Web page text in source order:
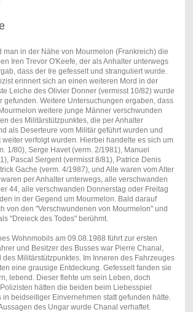
man in der Nähe von Mourmelon (Frankreich) die
Iren Trevor O'Keefe, der als Anhalter unterwegs
dass der Ire gefesselt und stranguliert wurde.
erinnert sich an einen weiteren Mord in der
Leiche des Olivier Donner (vermisst 10/82) wurde
gefunden. Weitere Untersuchungen ergaben, dass
weitere junge Männer verschwunden
des Militärstützpunktes, die per Anhalter
als Deserteure vom Militär geführt wurden und
verfolgt wurden. Hierbei handelte es sich um
1/80), Serge Havet (verm. 2/1981), Manuel
Pascal Sergent (vermisst 8/81), Patrice Denis
Gache (verm. 4/1987), und Alle waren vom Alter
per Anhalter unterwegs, alle verschwanden
44, alle verschwanden Donnerstag oder Freitag
in der Gegend um Mourmelon. Bald darauf
von den "Verschwundenen von Mourmelon" und
"Dreieck des Todes" berühmt.
Wohnmobils am 09.08.1988 führt zur ersten
und Besitzer des Busses war Pierre Chanal,
Militärstützpunktes. Im Inneren des Fahrzeuges
eine grausige Entdeckung. Gefesselt fanden sie
lebend. Dieser flehte um sein Leben, doch
hätten die beiden beim Liebesspiel
in beidseitiger Einvernehmen statt gefunden hätte.
des Ungar wurde Chanal verhaftet.